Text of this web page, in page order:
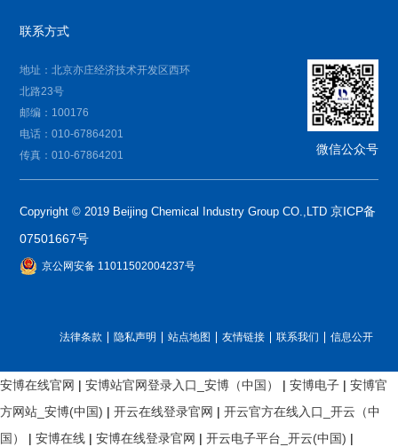
联系方式
地址：北京亦庄经济技术开发区西环
北路23号
邮编：100176
电话：010-67864201
传真：010-67864201
微信公众号
Copyright © 2019 Beijing Chemical Industry Group CO.,LTD京ICP备
07501667号
京公网安备 11011502004237号
法律条款 隐私声明 站点地图 友情链接 联系我们 信息公开
安博在线官网 | 安博站官网登录入口_安博（中国） | 安博电子 | 安博官
方网站_安博(中国) | 开云在线登录官网 | 开云官方在线入口_开云（中
国）
| 安博在线 | 安博在线登录官网 | 开云电子平台_开云(中国) |